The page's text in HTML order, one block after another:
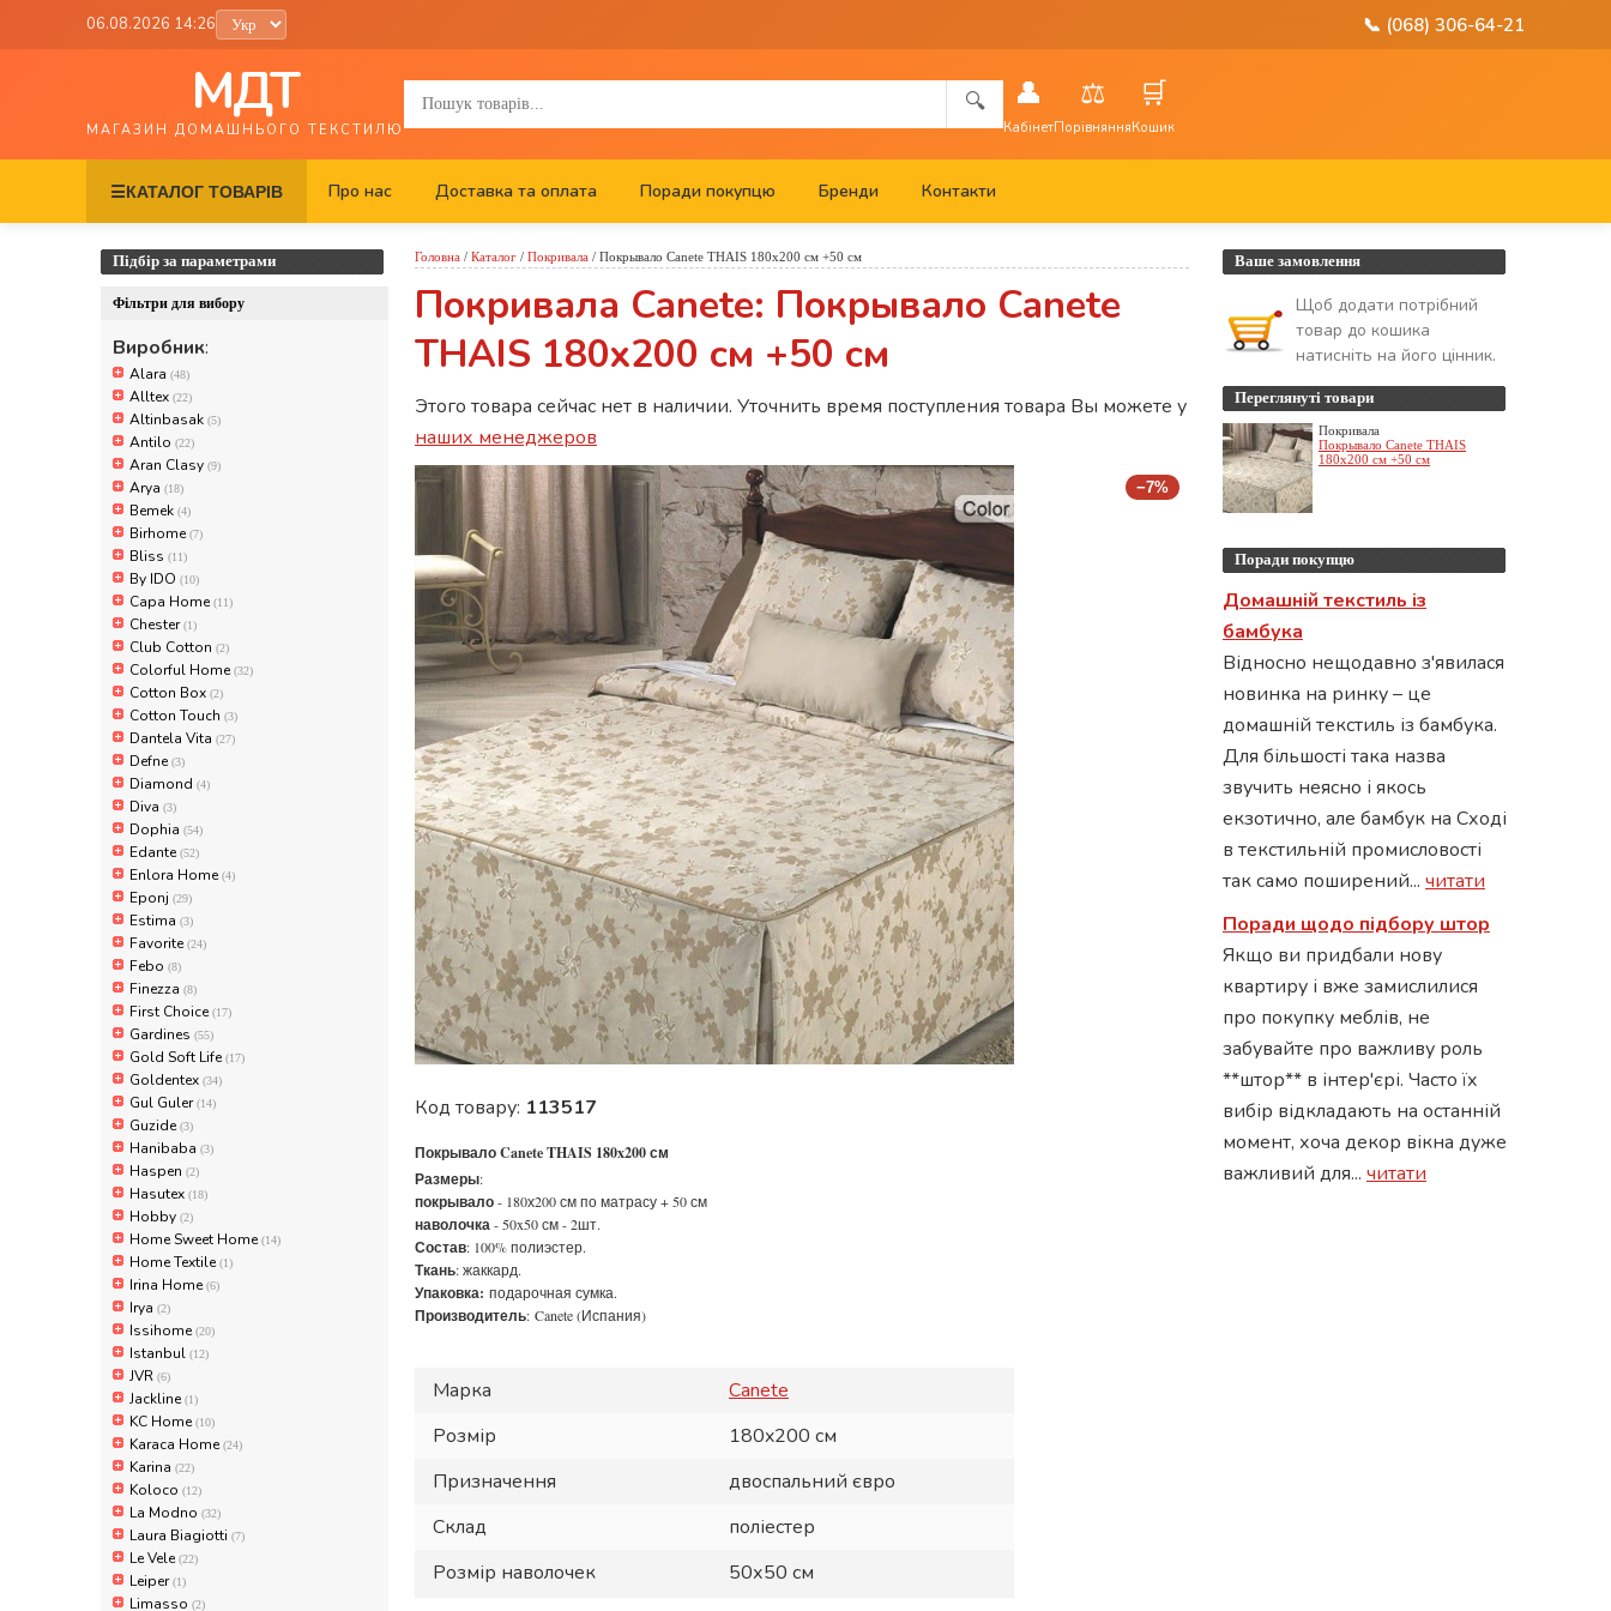
06.08.2026 14:26 📞 (068) 306-64-21
МДТ
МАГАЗИН ДОМАШНЬОГО ТЕКСТИЛЮ
🔍 👤
Кабінет
⚖️
Порівняння
🛒
Кошик
☰КАТАЛОГ ТОВАРІВ Про нас Доставка та оплата Поради покупцю Бренди Контакти
Підбір за параметрами
Фільтри для вибору
Виробник:
Alara (48)
Alltex (22)
Altinbasak (5)
Antilo (22)
Aran Clasy (9)
Arya (18)
Bemek (4)
Birhome(7)
Bliss (11)
By IDO (10)
Capa Home(11)
Chester(1)
Club Cotton (2)
Colorful Home(32)
Cotton Box (2)
Cotton Touch (3)
Dantela Vita (27)
Defne(3)
Diamond (4)
Diva (3)
Dophia (54)
Edante(52)
Enlora Home(4)
Eponj (29)
Estima (3)
Favorite(24)
Febo (8)
Finezza (8)
First Choice(17)
Gardines (55)
Gold Soft Life(17)
Goldentex (34)
Gul Guler(14)
Guzide(3)
Hanibaba (3)
Haspen (2)
Hasutex (18)
Hobby (2)
Home Sweet Home(14)
Home Textile(1)
Irina Home(6)
Irya (2)
Issihome(20)
Istanbul (12)
JVR (6)
Jackline(1)
KC Home(10)
Karaca Home(24)
Karina (22)
Koloco (12)
La Modno (32)
Laura Biagiotti (7)
Le Vele(22)
Leiper(1)
Limasso (2)
Головна / Каталог / Покривала / Покрывало Canete THAIS 180x200 см +50 см
Покривала Canete: Покрывало Canete
THAIS 180x200 см +50 см
Этого товара сейчас нет в наличии. Уточнить время поступления товара Вы можете у
наших менеджеров
−7%
Код товару: 113517
Покрывало Canete THAIS 180x200 см
Размеры:
покрывало- 180х200 см по матрасу + 50 см
наволочка- 50x50 см - 2шт.
Состав: 100% полиэстер.
Ткань: жаккард.
Упаковка: подарочная сумка.
Производитель: Canete (Испания)
Марка
Canete
Розмір
180x200 см
Призначення
двоспальний євро
Склад
поліестер
Розмір наволочек
50х50 см
Ваше замовлення
Щоб додати потрібний
товар до кошика
натисніть на його цінник.
Переглянуті товари
Покривала
Покрывало Canete THAIS
180x200 см +50 см
Поради покупцю
Домашній текстиль із
бамбука
Відносно нещодавно з'явилася
новинка на ринку – це
домашній текстиль із бамбука.
Для більшості така назва
звучить неясно і якось
екзотично, але бамбук на Сході
в текстильній промисловості
так само поширений... читати
Поради щодо підбору штор
Якщо ви придбали нову
квартиру і вже замислилися
про покупку меблів, не
забувайте про важливу роль
**штор** в інтер'єрі. Часто їх
вибір відкладають на останній
момент, хоча декор вікна дуже
важливий для... читати